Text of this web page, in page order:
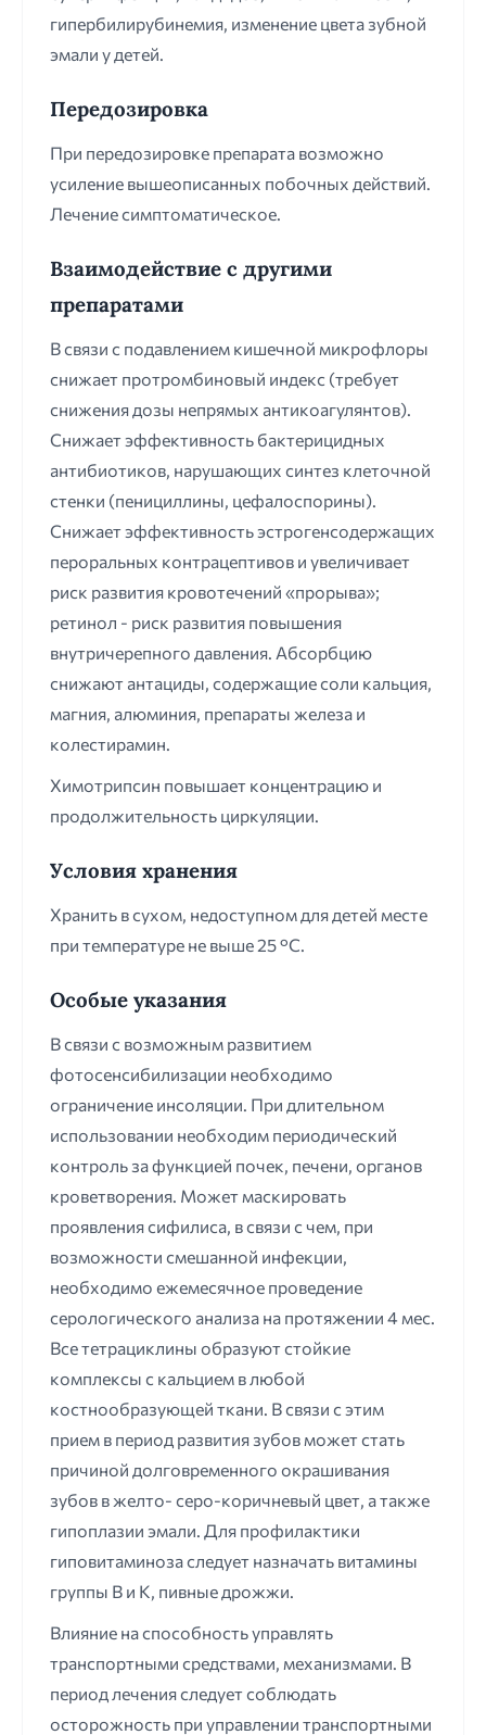
гипербилирубинемия, изменение цвета зубной
эмали у детей.
Передозировка
При передозировке препарата возможно
усиление вышеописанных побочных действий.
Лечение симптоматическое.
Взаимодействие с другими
препаратами
В связи с подавлением кишечной микрофлоры
снижает протромбиновый индекс (требует
снижения дозы непрямых антикоагулянтов).
Снижает эффективность бактерицидных
антибиотиков, нарушающих синтез клеточной
стенки (пенициллины, цефалоспорины).
Снижает эффективность эстрогенсодержащих
пероральных контрацептивов и увеличивает
риск развития кровотечений «прорыва»;
ретинол - риск развития повышения
внутричерепного давления. Абсорбцию
снижают антациды, содержащие соли кальция,
магния, алюминия, препараты железа и
колестирамин.
Химотрипсин повышает концентрацию и
продолжительность циркуляции.
Условия хранения
Хранить в сухом, недоступном для детей месте
при температуре не выше 25 °С.
Особые указания
В связи с возможным развитием
фотосенсибилизации необходимо
ограничение инсоляции. При длительном
использовании необходим периодический
контроль за функцией почек, печени, органов
кроветворения. Может маскировать
проявления сифилиса, в связи с чем, при
возможности смешанной инфекции,
необходимо ежемесячное проведение
серологического анализа на протяжении 4 мес.
Все тетрациклины образуют стойкие
комплексы с кальцием в любой
костнообразующей ткани. В связи с этим
прием в период развития зубов может стать
причиной долговременного окрашивания
зубов в желто- серо-коричневый цвет, а также
гипоплазии эмали. Для профилактики
гиповитаминоза следует назначать витамины
группы В и К, пивные дрожжи.
Влияние на способность управлять
транспортными средствами, механизмами. В
период лечения следует соблюдать
осторожность при управлении транспортными